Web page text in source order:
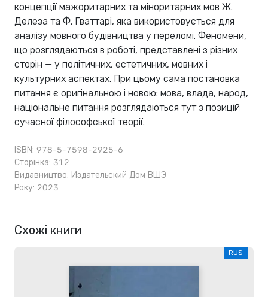
концепції мажоритарних та міноритарних мов Ж.
Делеза та Ф. Гваттарі, яка використовується для
аналізу мовного будівництва у переломі. Феномени,
що розглядаються в роботі, представлені з різних
сторін — у політичних, естетичних, мовних і
культурних аспектах. При цьому сама постановка
питання є оригінальною і новою: мова, влада, народ,
національне питання розглядаються тут з позицій
сучасної філософської теорії.
ISBN: 978-5-7598-2925-6
Сторінка: 312
Видавництво: Издательский Дом ВШЭ
Року: 2023
Схожі книги
RUS